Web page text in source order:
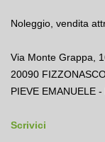
Noleggio, vendita
Via Monte Grappa,
20090
PIEVE EMANUELE -
Scrivici